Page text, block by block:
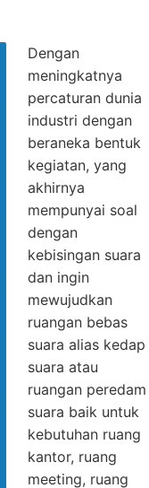
Dengan
meningkatnya
percaturan dunia
industri dengan
beraneka bentuk
kegiatan, yang
akhirnya
mempunyai soal
dengan
kebisingan suara
dan ingin
mewujudkan
ruangan bebas
suara alias kedap
suara atau
ruangan peredam
suara baik untuk
kebutuhan ruang
kantor, ruang
meeting, ruang